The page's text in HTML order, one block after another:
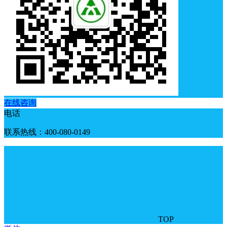
在线咨询
电话
联系热线：400-080-0149
TOP